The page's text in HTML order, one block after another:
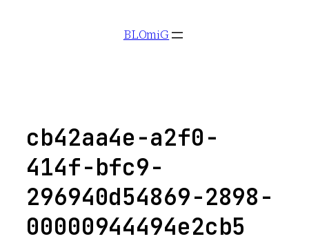
BLOmiG
cb42aa4e-a2f0-
414f-bfc9-
296940d54869-2898-
00000944494e2cb5